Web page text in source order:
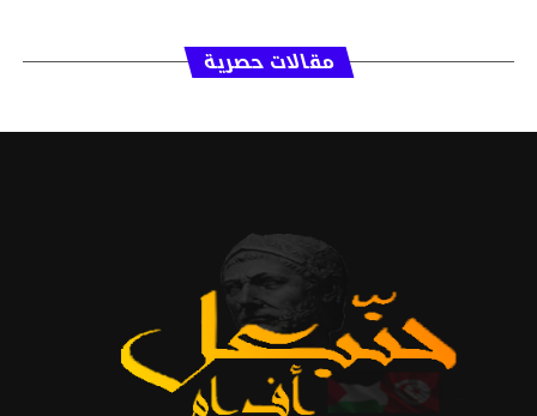
مقالات حصرية